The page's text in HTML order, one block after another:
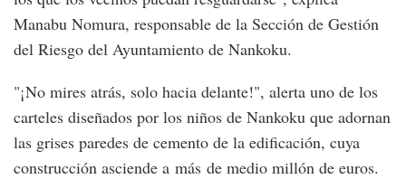
Manabu Nomura, responsable de la Sección de Gestión
del Riesgo del Ayuntamiento de Nankoku.
"¡No mires atrás, solo hacia delante!", alerta uno de los
carteles diseñados por los niños de Nankoku que adornan
las grises paredes de cemento de la edificación, cuya
construcción asciende a más de medio millón de euros.